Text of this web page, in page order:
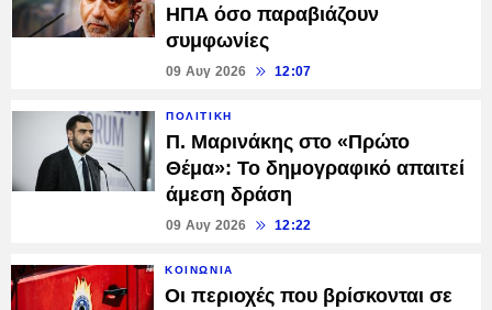
ΗΠΑ όσο παραβιάζουν
συμφωνίες
09 Αυγ 2026 12:07
ΠΟΛΙΤΙΚΗ
Π. Μαρινάκης στο «Πρώτο
Θέμα»: Το δημογραφικό απαιτεί
άμεση δράση
09 Αυγ 2026 12:22
ΚΟΙΝΩΝΙΑ
Οι περιοχές που βρίσκονται σε